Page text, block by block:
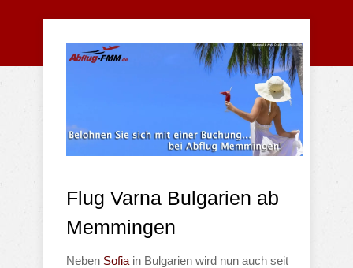
Flug Varna Bulgarien ab
Memmingen
Neben Sofia in Bulgarien wird nun auch seit